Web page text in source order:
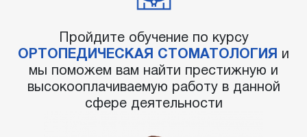
Пройдите обучение по курсу
ОРТОПЕДИЧЕСКАЯ СТОМАТОЛОГИЯ
и
мы поможем вам найти престижную и
высокооплачиваемую работу в данной
сфере деятельности